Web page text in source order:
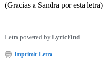
(Gracias a Sandra por esta letra)
Letra powered by LyricFind
Imprimir Letra